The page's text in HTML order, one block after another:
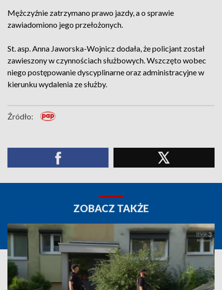
Mężczyźnie zatrzymano prawo jazdy, a o sprawie
zawiadomiono jego przełożonych.
St. asp. Anna Jaworska-Wojnicz dodała, że policjant został
zawieszony w czynnościach służbowych. Wszczęto wobec
niego postępowanie dyscyplinarne oraz administracyjne w
kierunku wydalenia ze służby.
Źródło:
ZOBACZ TAKŻE